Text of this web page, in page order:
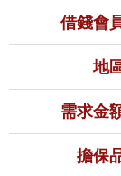
借錢會
地
需求金
擔保